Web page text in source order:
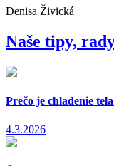
Denisa Živická
Naše tipy,
Prečo je chladenie
4.3.2026